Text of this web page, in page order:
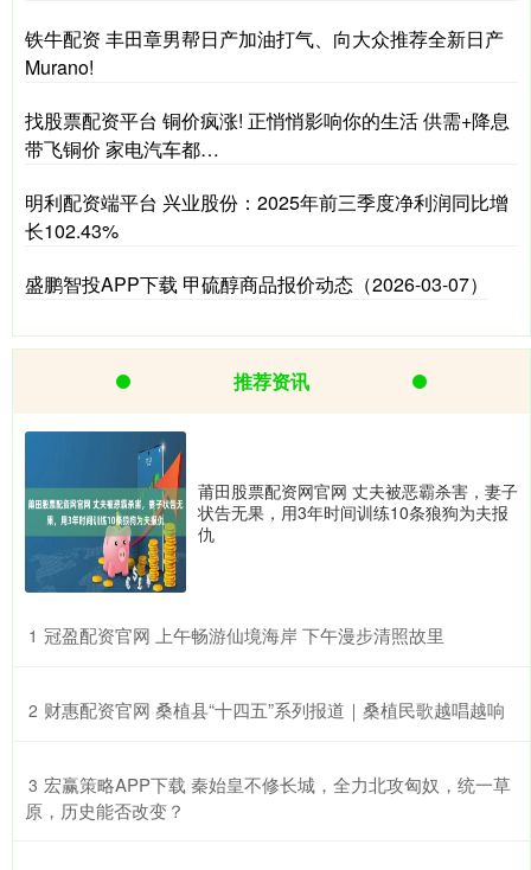
铁牛配资 丰田章男帮日产加油打气、向大众推荐全新日产
Murano!
找股票配资平台 铜价疯涨! 正悄悄影响你的生活 供需+降息
带飞铜价 家电汽车都…
明利配资端平台 兴业股份：2025年前三季度净利润同比增
长102.43%
盛鹏智投APP下载 甲硫醇商品报价动态（2026-03-07）
推荐资讯
莆田股票配资网官网 丈夫被恶霸杀害，妻子
状告无果，用3年时间训练10条狼狗为夫报
仇
1 ​冠盈配资官网 上午畅游仙境海岸 下午漫步清照故里
2 ​财惠配资官网 桑植县“十四五”系列报道｜桑植民歌越唱越响
3 ​宏赢策略APP下载 秦始皇不修长城，全力北攻匈奴，统一草
原，历史能否改变？